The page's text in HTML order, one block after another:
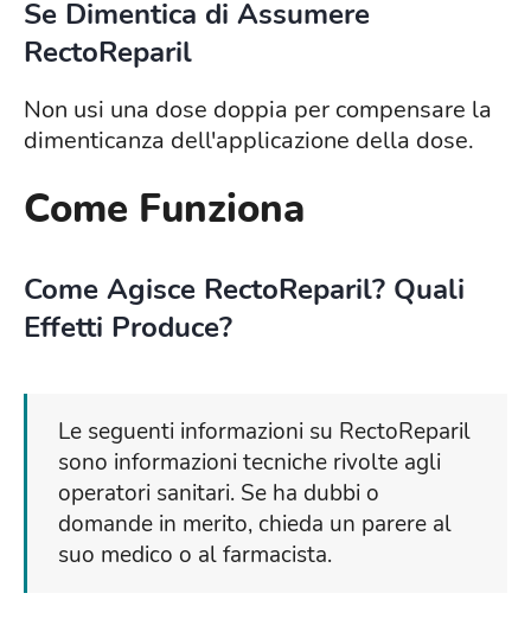
Se Dimentica di Assumere
RectoReparil
Non usi una dose doppia per compensare la
dimenticanza dell'applicazione della dose.
Come Funziona
Come Agisce RectoReparil? Quali
Effetti Produce?
Le seguenti informazioni su RectoReparil
sono informazioni tecniche rivolte agli
operatori sanitari. Se ha dubbi o
domande in merito, chieda un parere al
suo medico o al farmacista.